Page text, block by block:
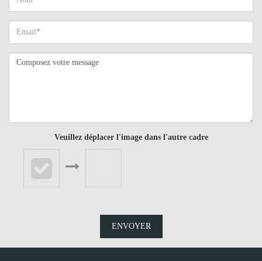
Veuillez déplacer l'image dans l'autre cadre
ENVOYER